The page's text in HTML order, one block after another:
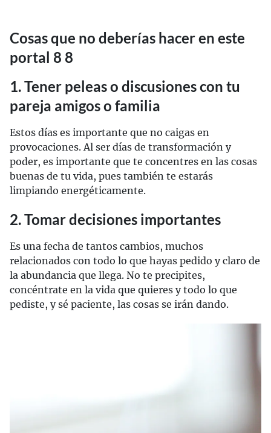
Cosas que no deberías hacer en este
portal 8 8
1. Tener peleas o discusiones con tu
pareja amigos o familia
Estos días es importante que no caigas en
provocaciones. Al ser días de transformación y
poder, es importante que te concentres en las cosas
buenas de tu vida, pues también te estarás
limpiando energéticamente.
2. Tomar decisiones importantes
Es una fecha de tantos cambios, muchos
relacionados con todo lo que hayas pedido y claro de
la abundancia que llega. No te precipites,
concéntrate en la vida que quieres y todo lo que
pediste, y sé paciente, las cosas se irán dando.